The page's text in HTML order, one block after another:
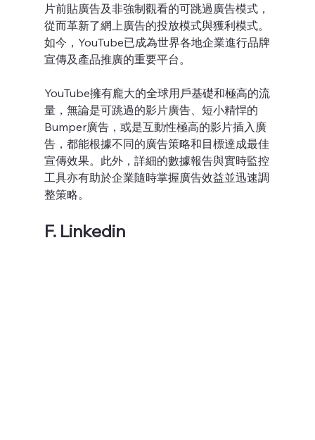
片前貼廣告及非強制觀看的可跳過廣告模式，
從而革新了網上廣告的投放模式與獲利模式。
如今，YouTube已成為世界各地企業進行品牌
宣傳及產品推廣的重要平台。
YouTube擁有龐大的全球用戶基礎和極高的流
量，無論是可跳過的影片廣告、短小精悍的
Bumper廣告，或是互動性極高的影片插入廣
告，都能根據不同的廣告策略和目標達成最佳
宣傳效果。此外，詳細的數據報告與實時監控
工具亦有助於企業隨時掌握廣告效益並迅速調
整策略。
F. Linkedin